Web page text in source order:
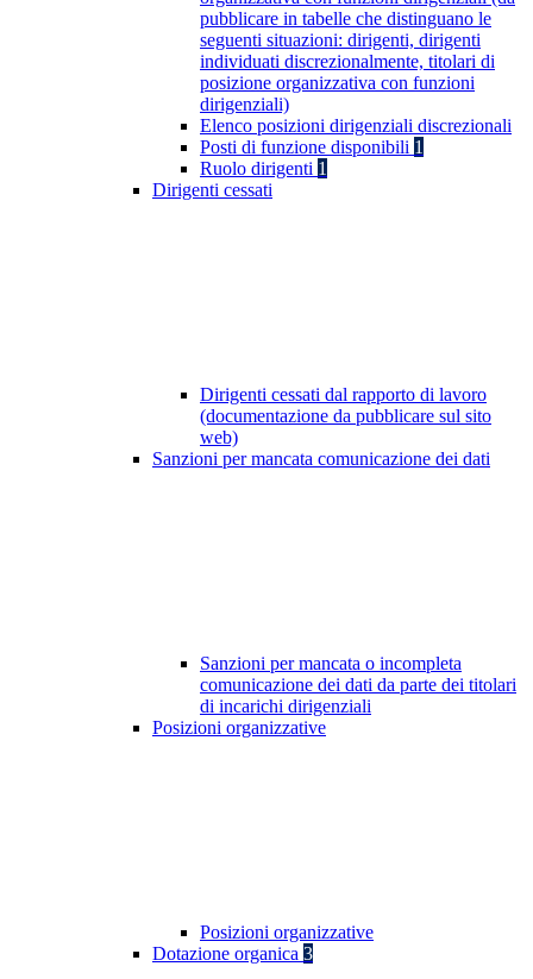
pubblicare in tabelle che distinguano le
seguenti situazioni: dirigenti, dirigenti
individuati discrezionalmente, titolari di
posizione organizzativa con funzioni
dirigenziali)
Elenco posizioni dirigenziali discrezionali
Posti di funzione disponibili 1
Ruolo dirigenti 1
Dirigenti cessati
Dirigenti cessati dal rapporto di lavoro
(documentazione da pubblicare sul sito
web)
Sanzioni per mancata comunicazione dei dati
Sanzioni per mancata o incompleta
comunicazione dei dati da parte dei titolari
di incarichi dirigenziali
Posizioni organizzative
Posizioni organizzative
Dotazione organica 3